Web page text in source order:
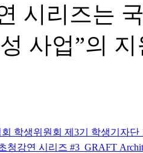
시리즈는
사업”의
학생위원회 제3기 학생기자단
청강연 시리즈 #3_GRAFT